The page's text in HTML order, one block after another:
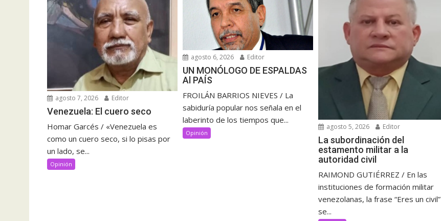
agosto 7, 2026 Editor
Venezuela: El cuero seco
Homar Garcés / «Venezuela es
como un cuero seco, si lo pisas por
un lado, se...
Opinión
agosto 6, 2026 Editor
UN MONÓLOGO DE ESPALDAS
Al PAÍS
FROILÁN BARRIOS NIEVES / La
sabiduría popular nos señala en el
laberinto de los tiempos que...
Opinión
agosto 5, 2026 Editor
La subordinación del
estamento militar a la
autoridad civil
RAIMOND GUTIÉRREZ / En las
instituciones de formación militar
venezolanas, la frase “Eres un civil”
se...